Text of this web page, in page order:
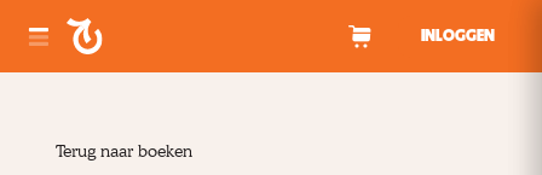
INLOGGEN
Terug naar boeken